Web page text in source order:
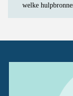
welke